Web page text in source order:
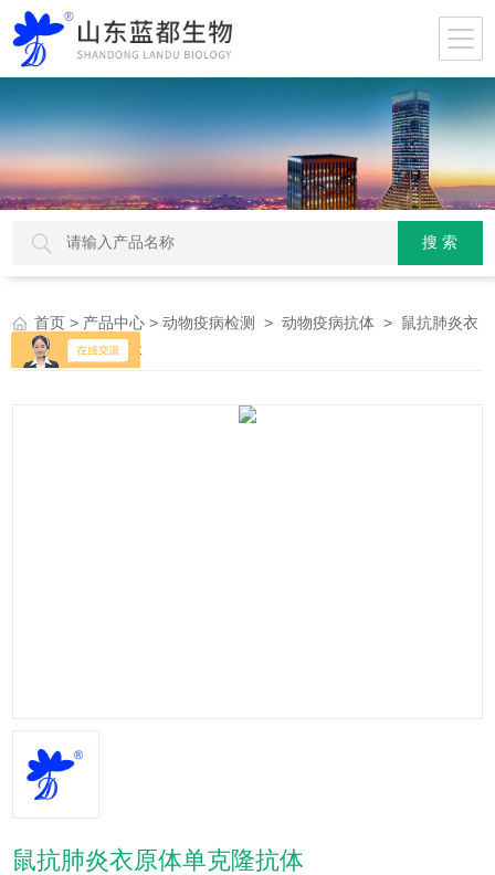
首页 > 产品中心 >动物疫病检测 >动物疫病抗体 > 鼠抗肺炎衣
原体单克隆抗体
鼠抗肺炎衣原体单克隆抗体